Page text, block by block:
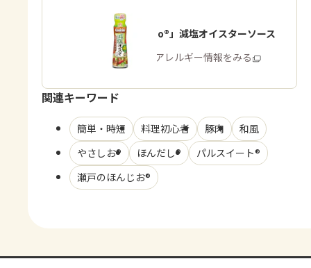
「Cook Do®」減塩オイスターソース
商品・アレルギー情報をみる
関連キーワード
簡単・時短 料理初心者 豚肉
和風
やさしお®
ほんだし®
パルスイート®
瀬戸のほんじお®